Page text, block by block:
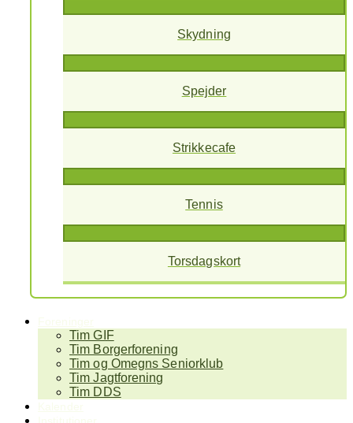
Skydning
Spejder
Strikkecafe
Tennis
Torsdagskort
Tim GIF
Tim Borgerforening
Tim og Omegns Seniorklub
Tim Jagtforening
Tim DDS